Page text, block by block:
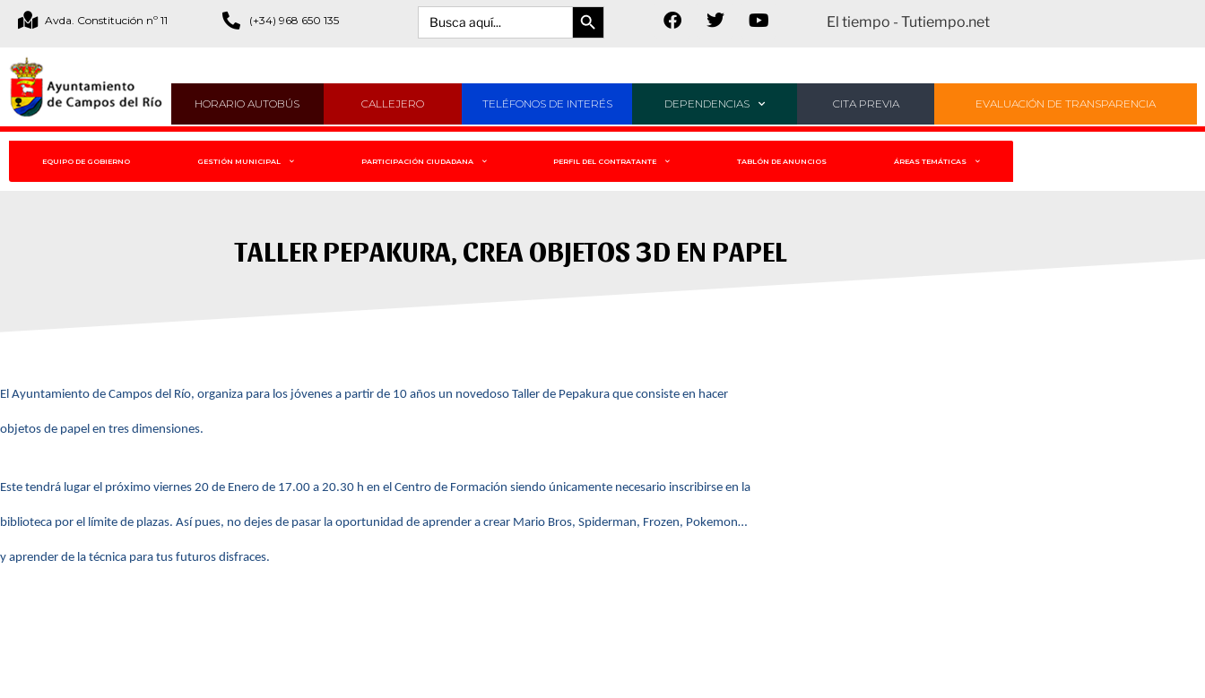
Avda. Constitución nº 11 (+34) 968 650 135 Buscar:
Botón de búsqueda
El tiempo - Tutiempo.net
HORARIO AUTOBÚS CALLEJERO TELÉFONOS DE INTERÉS DEPENDENCIAS CITA PREVIA EVALUACIÓN DE TRANSPARENCIA
EQUIPO DE GOBIERNO GESTIÓN MUNICIPAL PARTICIPACIÓN CIUDADANA PERFIL DEL CONTRATANTE TABLÓN DE ANUNCIOS ÁREAS TEMÁTICAS
TALLER PEPAKURA, CREA OBJETOS 3D EN PAPEL
El Ayuntamiento de Campos del Río, organiza para los jóvenes a partir de 10 años un novedoso Taller de Pepakura que consiste en hacer
objetos de papel en tres dimensiones.
Este tendrá lugar el próximo viernes 20 de Enero de 17.00 a 20.30 h en el Centro de Formación siendo únicamente necesario inscribirse en la
biblioteca por el límite de plazas. Así pues, no dejes de pasar la oportunidad de aprender a crear Mario Bros, Spiderman, Frozen, Pokemon…
y aprender de la técnica para tus futuros disfraces.